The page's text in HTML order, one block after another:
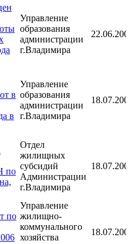
Управление
образования
администрации
г.Владимира
в
в
Управление
образования
администрации
г.Владимира
по
Отдел
жилищных
субсидий
Администрации
г.Владимира
по
Управление
жилищно-
коммунального
хозяйства